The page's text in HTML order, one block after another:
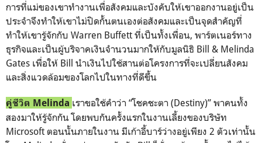
การที่แม่ของเขาทำงานเพื่อสังคมและบังคับให้เขาออกงานอยู่เป็น
ประจำจึงทำให้เขาไม่ปิดกั้นตนเองต่อสังคมและเป็นจุดสำคัญที่
ทำให้เขารู้จักกับ Warren Buffett ที่เป็นทั้งเพื่อน, พาร์ตเนอร์ทาง
ธุรกิจและเป็นผู้บริจาคเงินจำนวนมากให้กับมูลนิธิ Bill & Melinda
Gates เพื่อให้ Bill นำเงินไปใช้สานต่อโครงการที่จะเปลี่ยนสังคม
และสิ่งแวดล้อมของโลกไปในทางที่ดีขึ้น
คู่ชีวิต Melinda เราขอใช้คำว่า “โชคชะตา (Destiny)” พาคนทั้ง
สองมาให้รู้จักกัน โดยพบกันครั้งแรกในงานเลี้ยงของบริษัท
Microsoft ตอนนั้นภายในงาน มีเก้าอี้บาร์ว่างอยู่เพียง 2 ตัวเท่านั้น